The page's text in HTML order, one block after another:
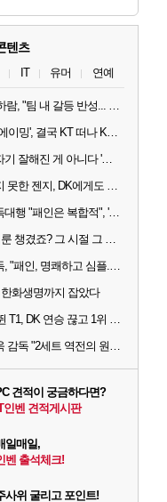
텐츠
IT 유머 연예
'에이밍' 김하람, "팀 내 갈등 반성... 끝까지 뛰고 싶었다"
내부 갈등 '에이밍', 결국 KT 떠나 KRX로...'지우'와 트레이드
우리는 갑자기 잘해진 게 아니다 '씨맥' 김대호 감독의 자신감
갈피를 잡지 못한 젠지, DK에게도 0:2 패배
임재현 감독대행 "패인은 복합적", '도란' "팀에 과부하 왔다"
치명타 1% 룬 챙겼죠? 그 시절 그 감성 '롤 클래식' 30일 출시
김대호 감독, "패인, 명쾌하고 심플...다시 힘낼 수 있어"
화생명까지 잡았다
'페이즈' 날뛴 T1, DK 연승 끊고 1위 지켜
젠지 유상욱 감독 "2세트 역전의 원인...너무 급했다"
견적이 궁금하다면?
인벤 견적게시판
일매일,
벤 출석체크!
사위 굴리고 포인트!